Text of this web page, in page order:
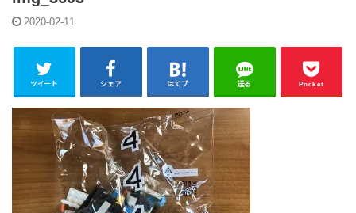
2020-02-11
ツイート シェア はてブ 送る Pocket